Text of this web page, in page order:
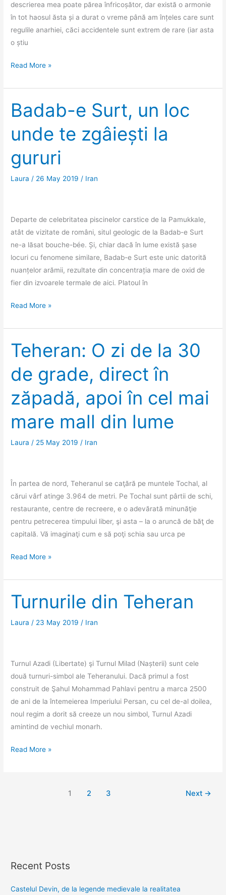
descrierea mea poate părea înfricoșător, dar există o armonie
în tot haosul ăsta și a durat o vreme până am înțeles care sunt
regulile anarhiei, căci accidentele sunt extrem de rare (iar asta
o știu
Regulile
traficului
iranian
Read More »
Badab-e Surt, un loc
unde te zgâiești la
gururi
Laura / 26 May 2019 / Iran
Departe de celebritatea piscinelor carstice de la Pamukkale,
atât de vizitate de români, situl geologic de la Badab-e Surt
ne-a lăsat bouche-bée. Și, chiar dacă în lume există șase
locuri cu fenomene similare, Badab-e Surt este unic datorită
nuanțelor arămii, rezultate din concentrația mare de oxid de
fier din izvoarele termale de aici. Platoul în
Badab-
Surt,
un
loc
unde
te
zgâiești
la
gururi
Read More »
Teheran: O zi de la 30
de grade, direct în
zăpadă, apoi în cel mai
mare mall din lume
Laura / 25 May 2019 / Iran
În partea de nord, Teheranul se caţără pe muntele Tochal, al
cărui vârf atinge 3.964 de metri. Pe Tochal sunt pârtii de schi,
restaurante, centre de recreere, e o adevărată minunăţie
pentru petrecerea timpului liber, şi asta – la o aruncă de băţ de
capitală. Vă imaginaţi cum e să poţi schia sau urca pe
Teheran:
zi
de
la
30
mare
Read More »
Turnurile din Teheran
Laura / 23 May 2019 / Iran
Turnul Azadi (Libertate) şi Turnul Milad (Nașterii) sunt cele
două turnuri-simbol ale Teheranului. Dacă primul a fost
construit de Şahul Mohammad Pahlavi pentru a marca 2500
de ani de la întemeierea Imperiului Persan, cu cel de-al doilea,
noul regim a dorit să creeze un nou simbol, Turnul Azadi
amintind de vechiul monarh.
Turnurile
Read More »
1 2 3 Next →
Recent Posts
Castelul Devin, de la legende medievale la realitatea